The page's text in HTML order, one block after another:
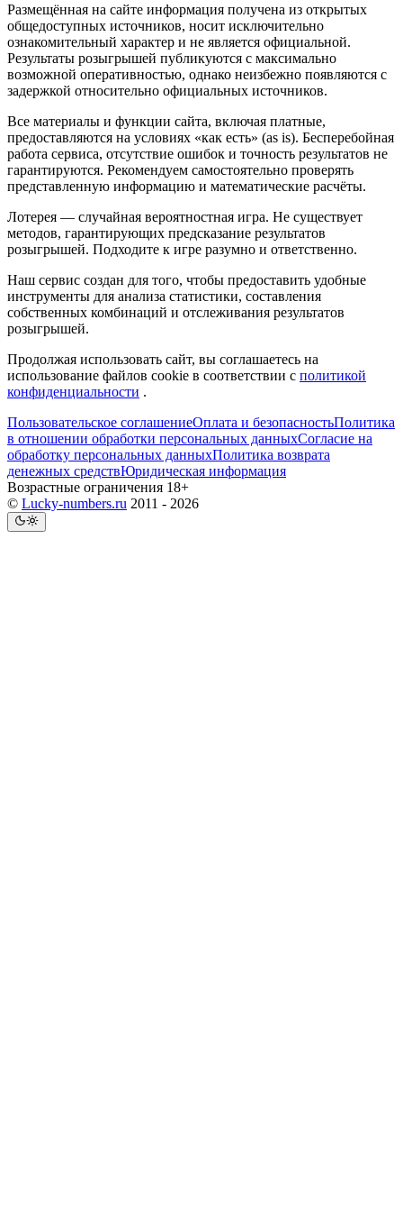
Размещённая на сайте информация получена из открытых
общедоступных источников, носит исключительно
ознакомительный характер и не является официальной.
Результаты розыгрышей публикуются с максимально
возможной оперативностью, однако неизбежно появляются с
задержкой относительно официальных источников.
Все материалы и функции сайта, включая платные,
предоставляются на условиях «как есть» (as is). Бесперебойная
работа сервиса, отсутствие ошибок и точность результатов не
гарантируются. Рекомендуем самостоятельно проверять
представленную информацию и математические расчёты.
Лотерея — случайная вероятностная игра. Не существует
методов, гарантирующих предсказание результатов
розыгрышей. Подходите к игре разумно и ответственно.
Наш сервис создан для того, чтобы предоставить удобные
инструменты для анализа статистики, составления
собственных комбинаций и отслеживания результатов
розыгрышей.
Продолжая использовать сайт, вы соглашаетесь на
использование файлов cookie в соответствии с политикой
конфиденциальности .
Пользовательское соглашениеОплата и безопасностьПолитика
в отношении обработки персональных данныхСогласие на
обработку персональных данныхПолитика возврата
денежных средствЮридическая информация
Возрастные ограничения 18+
© Lucky-numbers.ru 2011 - 2026